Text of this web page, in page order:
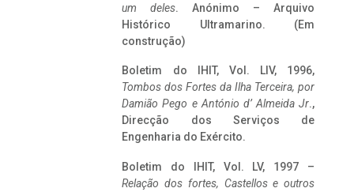
um deles. Anónimo – Arquivo
Histórico Ultramarino. (Em
construção)
Boletim do IHIT, Vol. LIV, 1996,
Tombos dos Fortes da Ilha Terceira, por
Damião Pego e António d’ Almeida Jr.,
Direcção dos Serviços de
Engenharia do Exército.
Boletim do IHIT, Vol. LV, 1997 –
Relação dos fortes, Castellos e outros